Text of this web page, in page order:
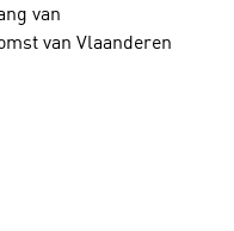
van
van Vlaanderen